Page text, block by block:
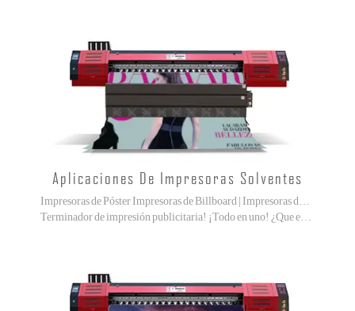
Aplicaciones De Impresoras Solventes
Impresoras de Póster Impresoras de Billboard | Impresoras de Caja de Luz
Terminador de impresión publicitaria! ¡Todo en uno! ¿Que estas esperando?